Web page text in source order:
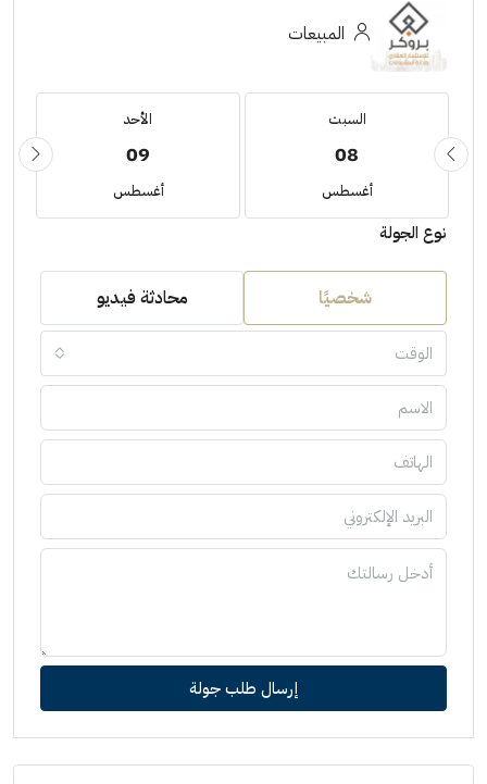
المبيعات
السبت
08
أغسطس
الأحد
09
أغسطس
نوع الجولة
شخصيًا محادثة فيديو
الوقت
إرسال طلب جولة